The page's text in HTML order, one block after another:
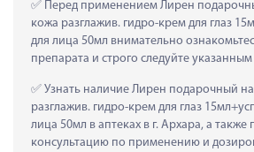
Перед применением Лирен
кожа разглажив. гидро-крем для глаз
для лица 50мл внимательно
препарата и строго следуйте
Узнать наличие Лирен подарочный
разглажив. гидро-крем для глаз
лица 50мл в аптеках в г. Архара, а также
консультацию по применению и